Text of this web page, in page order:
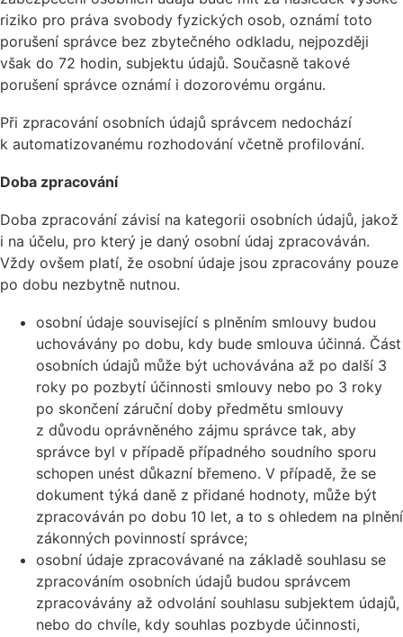
riziko pro práva svobody fyzických osob, oznámí toto
porušení správce bez zbytečného odkladu, nejpozději
však do 72 hodin, subjektu údajů. Současně takové
porušení správce oznámí i dozorovému orgánu.
Při zpracování osobních údajů správcem nedochází
k automatizovanému rozhodování včetně profilování.
Doba zpracování
Doba zpracování závisí na kategorii osobních údajů, jakož
i na účelu, pro který je daný osobní údaj zpracováván.
Vždy ovšem platí, že osobní údaje jsou zpracovány pouze
po dobu nezbytně nutnou.
osobní údaje související s plněním smlouvy budou
uchovávány po dobu, kdy bude smlouva účinná. Část
osobních údajů může být uchovávána až po další 3
roky po pozbytí účinnosti smlouvy nebo po 3 roky
po skončení záruční doby předmětu smlouvy
z důvodu oprávněného zájmu správce tak, aby
správce byl v případě případného soudního sporu
schopen unést důkazní břemeno. V případě, že se
dokument týká daně z přidané hodnoty, může být
zpracováván po dobu 10 let, a to s ohledem na plnění
zákonných povinností správce;
osobní údaje zpracovávané na základě souhlasu se
zpracováním osobních údajů budou správcem
zpracovávány až odvolání souhlasu subjektem údajů,
nebo do chvíle, kdy souhlas pozbyde účinnosti,